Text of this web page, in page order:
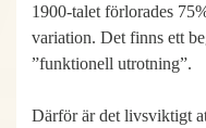
1900-talet förlorades
variation. Det finns ett
”funktionell utrotning”.
Därför är det livsviktigt